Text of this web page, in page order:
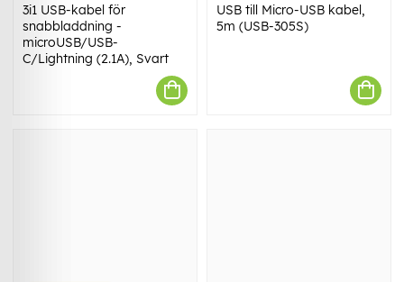
3i1 USB-kabel för
snabbladdning -
microUSB/USB-
C/Lightning (2.1A), Svart
USB till Micro-USB kabel,
5m (USB-305S)